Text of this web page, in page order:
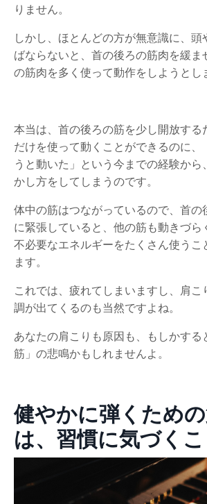
りません。
しかし、ほとんどの方が無意識に、
ばならないと、首の後ろの筋肉を緩ま
の筋肉を多く使って動作をしようとし
本当は、首の後ろの筋を少し開放する
だけを使って動くことができるのに、
うと動いた」という今までの経験から
かし方をしてしまうのです。
体中の筋はつながっているので、首の
に緊張していると、他の筋も動きづら
不必要なエネルギーをたくさん使うこ
ます。
これでは、疲れてしまいますし、肩こ
調が出てくるのも当然ですよね。
あなたの肩こりも原因も、もしかする
筋」の悲鳴かもしれませんよ。
健やかに弾くため
は、習慣に気づくこ